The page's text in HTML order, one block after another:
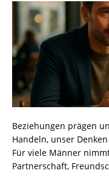
Beziehungen prägen
Handeln, unser
Für viele Männer
Partnerschaft,